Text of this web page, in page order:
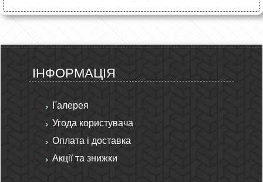
ІНФОРМАЦІЯ
Галерея
Угода користувача
Оплата і доставка
Акції та знижки